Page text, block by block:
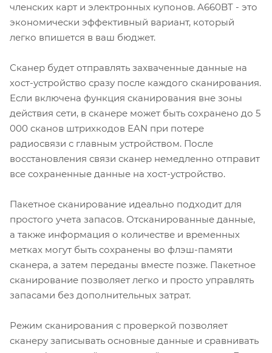
членских карт и электронных купонов. A660BT - это
экономически эффективный вариант, который
легко впишется в ваш бюджет.
Сканер будет отправлять захваченные данные на
хост-устройство сразу после каждого сканирования.
Если включена функция сканирования вне зоны
действия сети, в сканере может быть сохранено до 5
000 сканов штрихкодов EAN при потере
радиосвязи с главным устройством. После
восстановления связи сканер немедленно отправит
все сохраненные данные на хост-устройство.
Пакетное сканирование идеально подходит для
простого учета запасов. Отсканированные данные,
а также информация о количестве и временных
метках могут быть сохранены во флэш-памяти
сканера, а затем переданы вместе позже. Пакетное
сканирование позволяет легко и просто управлять
запасами без дополнительных затрат.
Режим сканирования с проверкой позволяет
сканеру записывать основные данные и сравнивать